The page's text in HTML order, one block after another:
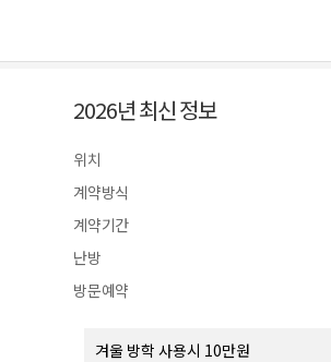
2026년 최신 정보
위치
계약방식
계약기간
난방
방문예약
겨울 방학 사용시 10만원